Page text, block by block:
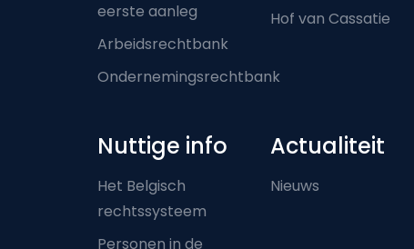
eerste aanleg
Arbeidsrechtbank
Ondernemingsrechtbank
Hof van Cassatie
Nuttige info
Het Belgisch
rechtssysteem
Personen in de
Actualiteit
Nieuws